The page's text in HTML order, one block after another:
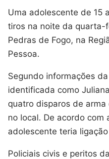
Uma adolescente de 15
tiros na noite da quarta-
Pedras de Fogo, na
Pessoa.
Segundo informações
identificada como
quatro disparos de
no local. De acordo com
adolescente teria
Policiais civis e peritos